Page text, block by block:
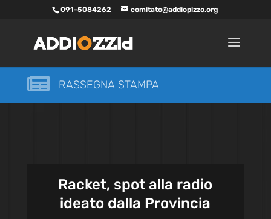
091-5084262 comitato@addiopizzo.org
 RASSEGNA STAMPA
Racket, spot alla radio
ideato dalla Provincia